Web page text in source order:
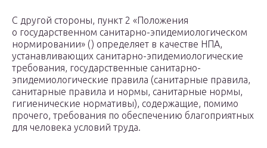
С другой стороны, пункт 2 «Положения
о государственном санитарно-эпидемиологическом
нормировании» () определяет в качестве НПА,
устанавливающих санитарно-эпидемиологические
требования, государственные санитарно-
эпидемиологические правила (санитарные правила,
санитарные правила и нормы, санитарные нормы,
гигиенические нормативы), содержащие, помимо
прочего, требования по обеспечению благоприятных
для человека условий труда.